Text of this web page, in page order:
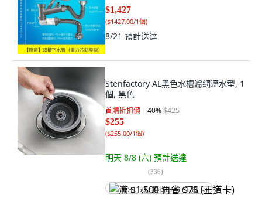
$1,427
($1427.00/1個)
8/21 預計送達
Stenfactory AL黑色水槽濾網瀝水型, 1
個, 黑色
首購折扣價 40%$425
$255
($255.00/1個)
明天 8/8 (六) 預計送達
(336)
满 $1,500 再省 $75 (王道卡)